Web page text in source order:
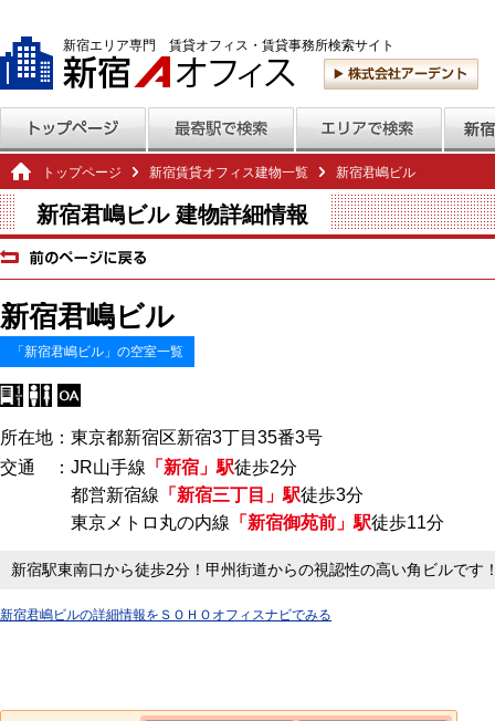
新宿エリア専門 賃貸オフィス・賃貸事務所検索サイト
トップページ 新宿賃貸オフィス建物一覧 新宿君嶋ビル
新宿君嶋ビル 建物詳細情報
新宿君嶋ビル
「新宿君嶋ビル」の空室一覧
所在地：東京都新宿区新宿3丁目35番3号
交通 ：JR山手線 「新宿」駅徒歩2分
都営新宿線 「新宿三丁目」駅徒歩3分
東京メトロ丸の内線 「新宿御苑前」駅徒歩11分
新宿駅東南口から徒歩2分！甲州街道からの視認性の高い角ビルです
新宿君嶋ビルの詳細情報をＳＯＨＯオフィスナビでみる